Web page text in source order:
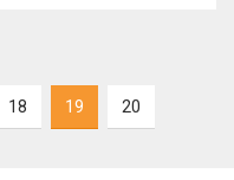
ваш ночной
полезным.
18 19 20